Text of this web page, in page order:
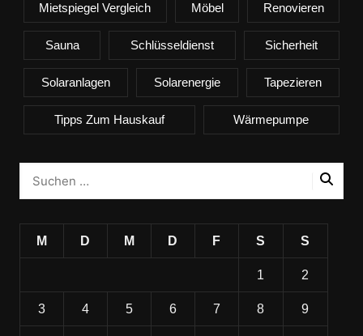
Mietspiegel Vergleich Möbel Renovieren
Sauna Schlüsseldienst Sicherheit
Solaranlagen Solarenergie Tapezieren
Tipps Zum Hauskauf Wärmepumpe
M D M D F S S
1 2
3 4 5 6 7 8 9